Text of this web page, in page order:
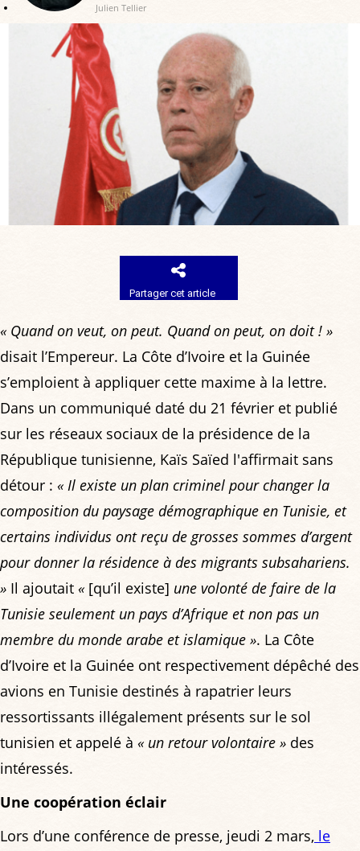
Julien Tellier
Partager cet article
« Quand on veut, on peut. Quand on peut, on doit ! »
disait l’Empereur. La Côte d’Ivoire et la Guinée
s’emploient à appliquer cette maxime à la lettre.
Dans un communiqué daté du 21 février et publié
sur les réseaux sociaux de la présidence de la
République tunisienne, Kaïs Saïed l'affirmait sans
détour : « Il existe un plan criminel pour changer la
composition du paysage démographique en Tunisie, et
certains individus ont reçu de grosses sommes d’argent
pour donner la résidence à des migrants subsahariens.
» Il ajoutait « [qu’il existe] une volonté de faire de la
Tunisie seulement un pays d’Afrique et non pas un
membre du monde arabe et islamique ». La Côte
d’Ivoire et la Guinée ont respectivement dépêché des
avions en Tunisie destinés à rapatrier leurs
ressortissants illégalement présents sur le sol
tunisien et appelé à « un retour volontaire » des
intéressés.
Une coopération éclair
Lors d’une conférence de presse, jeudi 2 mars, le